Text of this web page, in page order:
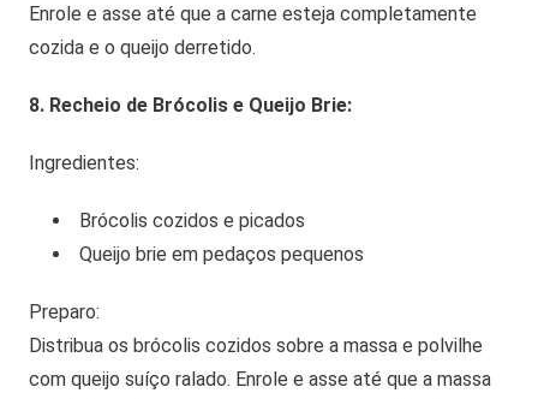
Enrole e asse até que a carne esteja completamente
cozida e o queijo derretido.
8. Recheio de Brócolis e Queijo Brie:
Ingredientes:
Brócolis cozidos e picados
Queijo brie em pedaços pequenos
Preparo:
Distribua os brócolis cozidos sobre a massa e polvilhe
com queijo suíço ralado. Enrole e asse até que a massa